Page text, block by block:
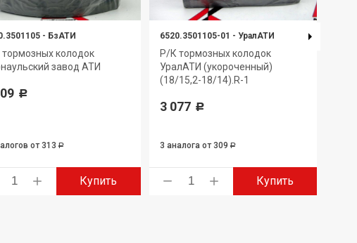
- БзАТИ
колодок
завод АТИ
Р
от 313 Р
Купить
6520.3501105-01 - УралАТИ
Р/К тормозных колодок
УралАТИ (укороченный)
(18/15,2-18/14).R-1
3 077 Р
3 аналога от 309 Р
Купить